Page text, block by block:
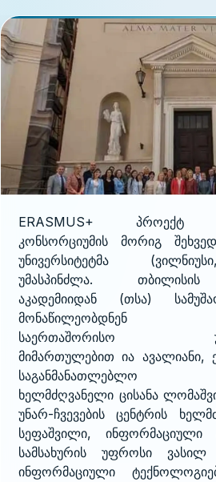
ERASMUS+ პროექტ
კონსორციუმის მორიგ
უნივერსიტეტმა
უმასპინძლა. თბილისის
აკადემიიდან (თსა)
მონაწილეობდნენ
საერთაშორისო
მიმართულებით ია ავალიანი,
საგანმანათლებლო
ხელმძღვანელი ცისანა
უნარ-ჩვევების ცენტრის
სეფაშვილი, ინფორმაციული
სამსახურის უფროსი
ინფორმაციული